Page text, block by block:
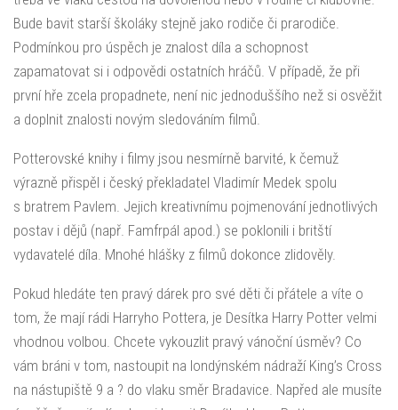
Bude bavit starší školáky stejně jako rodiče či prarodiče.
Podmínkou pro úspěch je znalost díla a schopnost
zapamatovat si i odpovědi ostatních hráčů. V případě, že při
první hře zcela propadnete, není nic jednoduššího než si osvěžit
a doplnit znalosti novým sledováním filmů.
Potterovské knihy i filmy jsou nesmírně barvité, k čemuž
výrazně přispěl i český překladatel Vladimír Medek spolu
s bratrem Pavlem. Jejich kreativnímu pojmenování jednotlivých
postav i dějů (např. Famfrpál apod.) se poklonili i britští
vydavatelé díla. Mnohé hlášky z filmů dokonce zlidověly.
Pokud hledáte ten pravý dárek pro své děti či přátele a víte o
tom, že mají rádi Harryho Pottera, je Desítka Harry Potter velmi
vhodnou volbou. Chcete vykouzlit pravý vánoční úsměv? Co
vám bráni v tom, nastoupit na londýnském nádraží King’s Cross
na nástupiště 9 a ? do vlaku směr Bradavice. Napřed ale musíte